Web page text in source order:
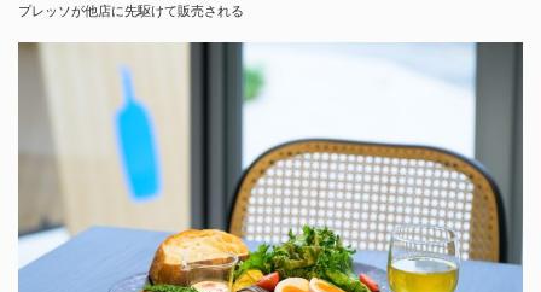
プレッソが他店に先駆けて販売される